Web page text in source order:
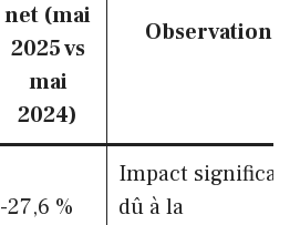
net (mai
2025 vs
mai
2024)
Observation
-27,6 %
Impact significatif
dû à la